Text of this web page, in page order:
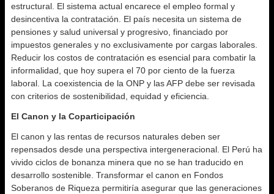
estructural. El sistema actual encarece el empleo formal y
desincentiva la contratación. El país necesita un sistema de
pensiones y salud universal y progresivo, financiado por
impuestos generales y no exclusivamente por cargas laborales.
Reducir los costos de contratación es esencial para combatir la
informalidad, que hoy supera el 70 por ciento de la fuerza
laboral. La coexistencia de la ONP y las AFP debe ser revisada
con criterios de sostenibilidad, equidad y eficiencia.
El Canon y la Coparticipación
El canon y las rentas de recursos naturales deben ser
repensados desde una perspectiva intergeneracional. El Perú ha
vivido ciclos de bonanza minera que no se han traducido en
desarrollo sostenible. Transformar el canon en Fondos
Soberanos de Riqueza permitiría asegurar que las generaciones